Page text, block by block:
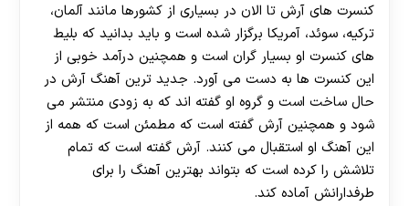
کنسرت های آرش تا الان در بسیاری از کشورها مانند آلمان،
ترکیه، سوئد، آمریکا برگزار شده است و باید بدانید که بلیط
های کنسرت او بسیار گران است و همچنین درآمد خوبی از
این کنسرت ها به دست می آورد. جدید ترین آهنگ آرش در
حال ساخت است و گروه او گفته اند که به زودی منتشر می
شود و همچنین آرش گفته است که مطمئن است که همه از
این آهنگ او استقبال می کنند. آرش گفته است که تمام
تلاشش را کرده است که بتواند بهترین آهنگ را برای
طرفدارانش آماده کند.